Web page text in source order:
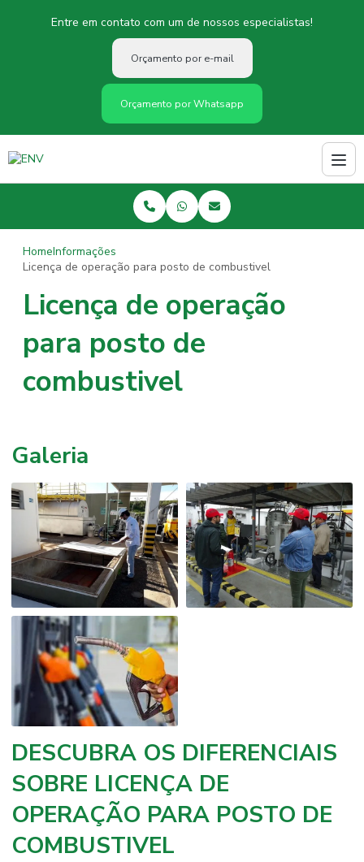
Entre em contato com um de nossos especialistas!
Orçamento por e-mail
Orçamento por Whatsapp
HomeInformações
Licença de operação para posto de combustivel
Licença de operação
para posto de
combustivel
Galeria
DESCUBRA OS DIFERENCIAIS
SOBRE LICENÇA DE
OPERAÇÃO PARA POSTO DE
COMBUSTIVEL